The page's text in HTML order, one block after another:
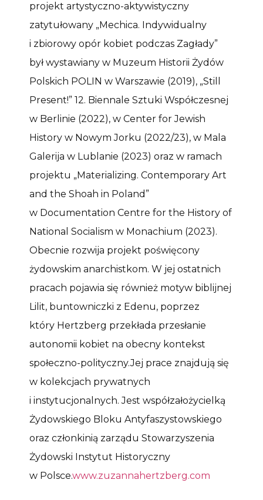
projekt artystyczno-aktywistyczny
zatytułowany „Mechica. Indywidualny
i zbiorowy opór kobiet podczas Zagłady”
był wystawiany w Muzeum Historii Żydów
Polskich POLIN w Warszawie (2019), „Still
Present!” 12. Biennale Sztuki Współczesnej
w Berlinie (2022), w Center for Jewish
History w Nowym Jorku (2022/23), w Mala
Galerija w Lublanie (2023) oraz w ramach
projektu „Materializing. Contemporary Art
and the Shoah in Poland”
w Documentation Centre for the History of
National Socialism w Monachium (2023).
Obecnie rozwija projekt poświęcony
żydowskim anarchistkom. W jej ostatnich
pracach pojawia się również motyw biblijnej
Lilit, buntowniczki z Edenu, poprzez
który Hertzberg przekłada przesłanie
autonomii kobiet na obecny kontekst
społeczno-polityczny.Jej prace znajdują się
w kolekcjach prywatnych
i instytucjonalnych. Jest współzałożycielką
Żydowskiego Bloku Antyfaszystowskiego
oraz członkinią zarządu Stowarzyszenia
Żydowski Instytut Historyczny
w Polsce.www.zuzannahertzberg.com